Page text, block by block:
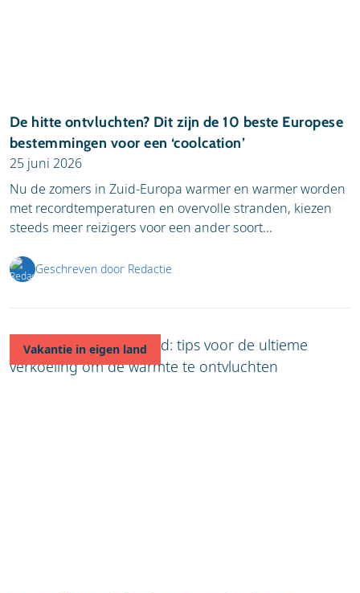
De hitte ontvluchten? Dit zijn de 10 beste Europese
bestemmingen voor een ‘coolcation’
25 juni 2026
Nu de zomers in Zuid-Europa warmer en warmer worden
met recordtemperaturen en overvolle stranden, kiezen
steeds meer reizigers voor een ander soort...
Geschreven door Redactie
Vakantie in eigen land